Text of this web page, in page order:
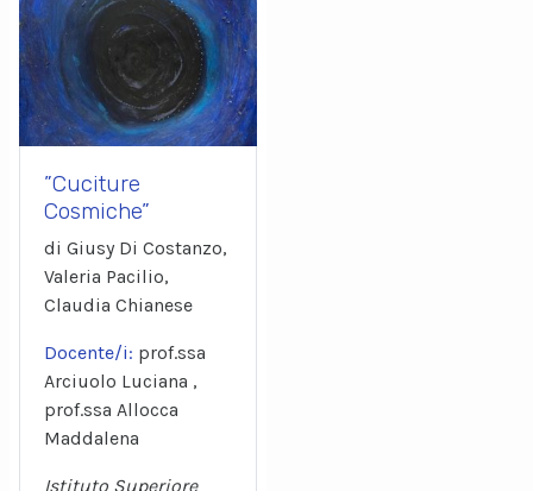
”Cuciture
Cosmiche”
di Giusy Di Costanzo,
Valeria Pacilio,
Claudia Chianese
Docente/i: prof.ssa
Arciuolo Luciana ,
prof.ssa Allocca
Maddalena
Istituto Superiore